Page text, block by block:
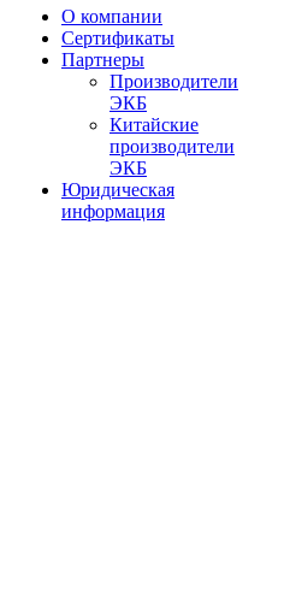
О компании
Сертификаты
Партнеры
Производители
ЭКБ
Китайские
производители
ЭКБ
Юридическая
информация